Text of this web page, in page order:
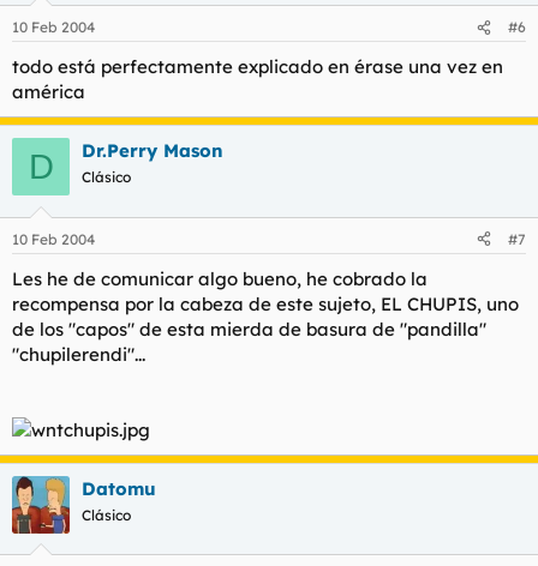
10 Feb 2004 #6
todo está perfectamente explicado en érase una vez en
américa
D Dr.Perry Mason
Clásico
10 Feb 2004 #7
Les he de comunicar algo bueno, he cobrado la
recompensa por la cabeza de este sujeto, EL CHUPIS, uno
de los "capos" de esta mierda de basura de "pandilla"
"chupilerendi"...
Datomu
Clásico